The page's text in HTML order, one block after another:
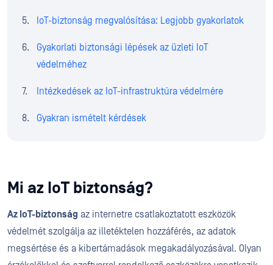
IoT-biztonság megvalósítása: Legjobb gyakorlatok
Gyakorlati biztonsági lépések az üzleti IoT
védelméhez
Intézkedések az IoT-infrastruktúra védelmére
Gyakran ismételt kérdések
Mi az IoT biztonság?
Az IoT-biztonság az internetre csatlakoztatott eszközök
védelmét szolgálja az illetéktelen hozzáférés, az adatok
megsértése és a kibertámadások megakadályozásával. Olyan